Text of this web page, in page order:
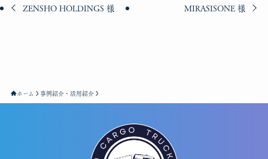
ZENSHO HOLDINGS 様 MIRASISONE 様
ホーム 事例紹介・活用紹介